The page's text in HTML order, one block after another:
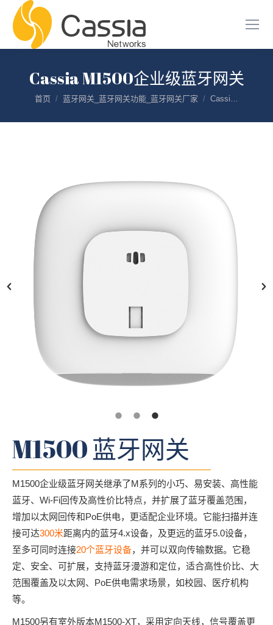
Cassia M1500企业级蓝牙网关
您在这里：
首页 蓝牙网关_蓝牙网关功能_蓝牙网关厂家 Cassi…
M1500 蓝牙网关
M1500企业级蓝牙网关继承了M系列的小巧、易安装、高性能
蓝牙、Wi-Fi回传及高性价比特点，并扩展了蓝牙覆盖范围，
增加以太网回传和PoE供电，更适配企业环境。它能扫描并连
接可达300米距离内的蓝牙4.x设备，及更远的蓝牙5.0设备，
至多可同时连接20个蓝牙设备，并可以双向传输数据。它稳
定、安全、可扩展，支持蓝牙漫游和定位，适合高性价比、大
范围覆盖及以太网、PoE供电需求场景，如校园、医疗机构
等。
M1500另有室外版本M1500-XT，采用定向天线，信号覆盖更